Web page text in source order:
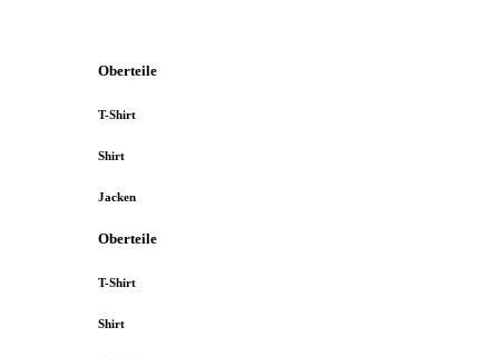
Oberteile
T-Shirt
Shirt
Jacken
Oberteile
T-Shirt
Shirt